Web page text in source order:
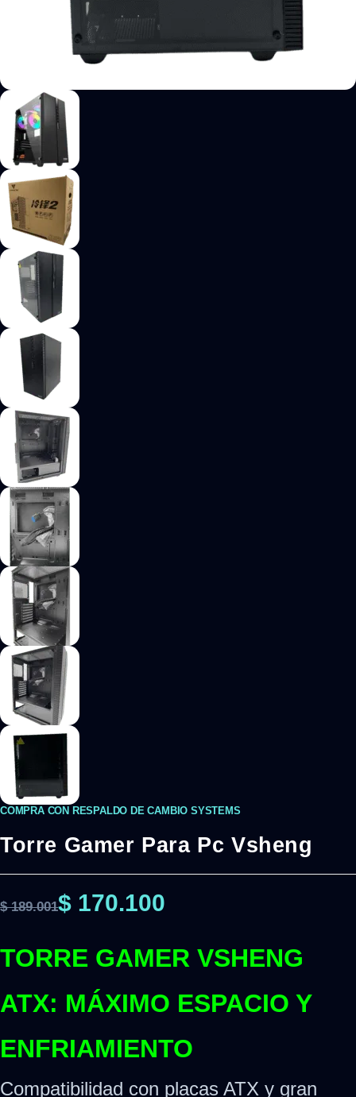
COMPRA CON RESPALDO DE CAMBIO SYSTEMS
Torre Gamer Para Pc Vsheng
$189.001$ 170.100
TORRE GAMER VSHENG
ATX: MÁXIMO ESPACIO Y
ENFRIAMIENTO
Compatibilidad con placas ATX y gran